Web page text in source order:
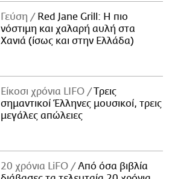
Γεύση
Red Jane Grill: Η πιο
νόστιμη και χαλαρή αυλή στα
Χανιά (ίσως και στην Ελλάδα)
Είκοσι χρόνια LIFO
Tρεις
σημαντικοί Έλληνες μουσικοί, τρεις
μεγάλες απώλειες
20 χρόνια LiFO
Από όσα βιβλία